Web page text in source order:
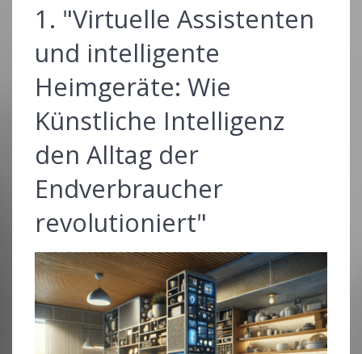
1. "Virtuelle Assistenten
und intelligente
Heimgeräte: Wie
Künstliche Intelligenz
den Alltag der
Endverbraucher
revolutioniert"